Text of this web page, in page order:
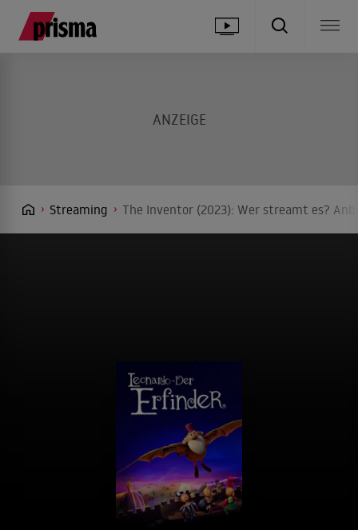
Streaming The Inventor (2023): Wer streamt es?